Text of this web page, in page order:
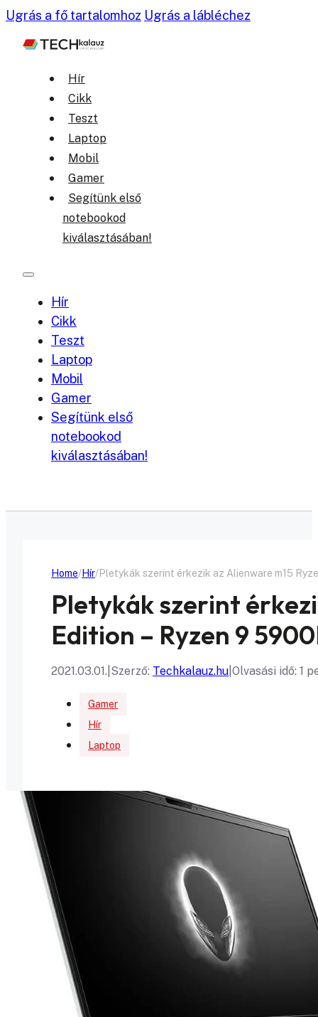
Ugrás a fő tartalomhoz Ugrás a lábléchez
Hír
Cikk
Teszt
Laptop
Mobil
Gamer
Segítünk első
notebookod
kiválasztásában!
Hír
Cikk
Teszt
Laptop
Mobil
Gamer
Segítünk első
notebookod
kiválasztásában!
Home Hír Pletykák szerint érkezik az Alienware m15
Pletykák szerint
Edition – Ryzen 9
2021.03.01. Szerző: Techkalauz.hu Olvasási idő: 1
Gamer
Hír
Laptop